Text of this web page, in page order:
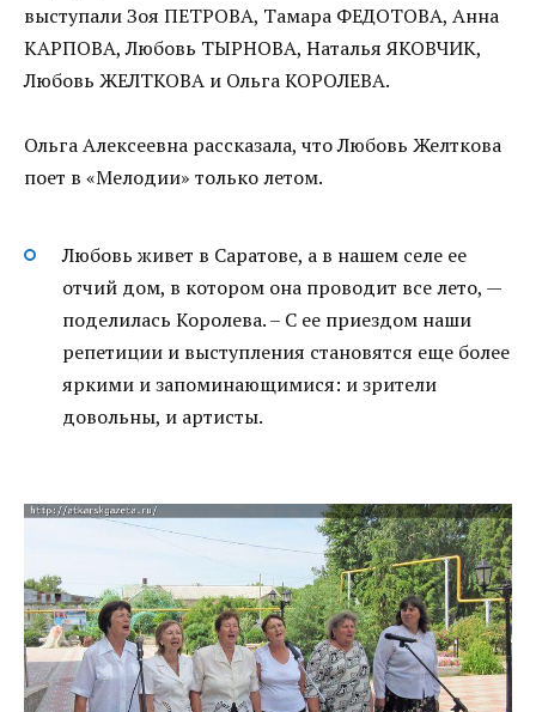
выступали Зоя ПЕТРОВА, Тамара ФЕДОТОВА, Анна
КАРПОВА, Любовь ТЫРНОВА, Наталья ЯКОВЧИК,
Любовь ЖЕЛТКОВА и Ольга КОРОЛЕВА.
Ольга Алексеевна рассказала, что Любовь Желткова
поет в «Мелодии» только летом.
Любовь живет в Саратове, а в нашем селе ее
отчий дом, в котором она проводит все лето, —
поделилась Королева. – С ее приездом наши
репетиции и выступления становятся еще более
яркими и запоминающимися: и зрители
довольны, и артисты.